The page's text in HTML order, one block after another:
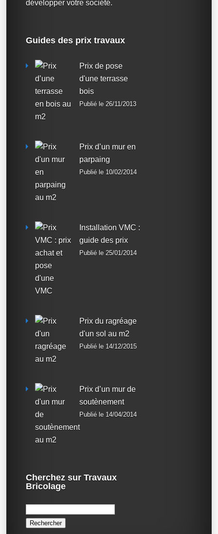
développer votre société.
Guides des prix travaux
Prix de pose
d'une terrasse
bois
Publié le 26/11/2013
Prix d’un mur en
parpaing
Publié le 10/02/2014
Installation VMC :
guide des prix
Publié le 25/01/2014
Prix du ragréage
d'un sol au m2
Publié le 14/12/2015
Prix d’un mur de
soutènement
Publié le 14/04/2014
Cherchez sur Travaux
Bricolage
Rechercher :